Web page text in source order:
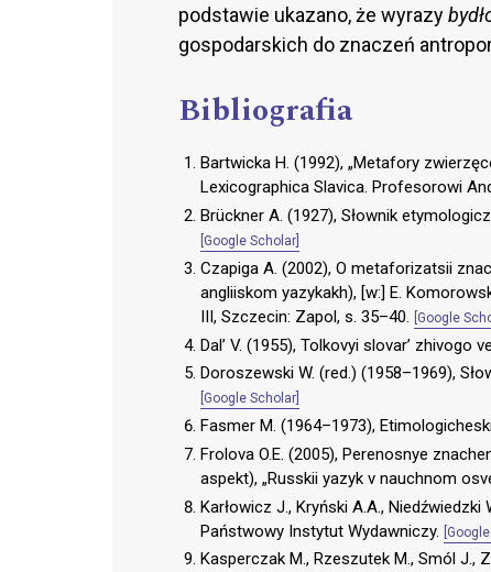
podstawie ukazano, że wyrazy
gospodarskich do znaczeń
Bibliografia
Bartwicka H. (1992), „Metafory
Lexicographica Slavica. Profesorowi
Brückner A. (1927), Słownik
[Google Scholar]
Czapiga A. (2002), O metaforizatsii
angliiskom yazykakh), [w:] E.
III, Szczecin: Zapol, s. 35–40.
[Google
Dal’ V. (1955), Tolkovyi slovar’ zhivogo
Doroszewski W. (red.) (1958–1969),
[Google Scholar]
Fasmer M. (1964–1973),
Frolova O.E. (2005), Perenosnye
aspekt), „Russkii yazyk v nauchnom
Karłowicz J., Kryński A.A.,
Państwowy Instytut Wydawniczy.
Kasperczak M., Rzeszutek M., Smól J.,